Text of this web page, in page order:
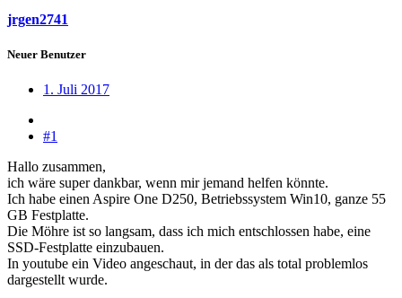
jrgen2741
Neuer Benutzer
1. Juli 2017
#1
Hallo zusammen,
ich wäre super dankbar, wenn mir jemand helfen könnte.
Ich habe einen Aspire One D250, Betriebssystem Win10, ganze 55
GB Festplatte.
Die Möhre ist so langsam, dass ich mich entschlossen habe, eine
SSD-Festplatte einzubauen.
In youtube ein Video angeschaut, in der das als total problemlos
dargestellt wurde.